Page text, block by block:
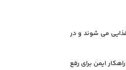
می‌ شوند و در
ایمن برای رفع